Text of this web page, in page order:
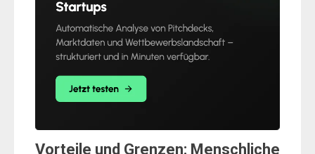
Vorteile und Grenzen: Menschliche